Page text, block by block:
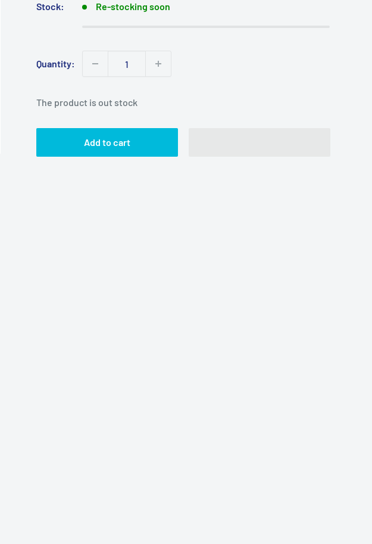
Stock: Re-stocking soon
Quantity:
The product is out stock
Add to cart